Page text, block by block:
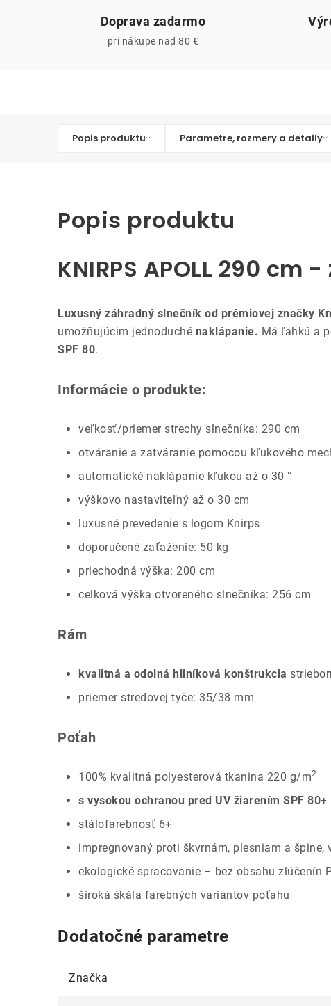
Doprava zadarmo
pri nákupe nad 80 €
Popis produktu Parametre, rozmery a detaily
Popis produktu
KNIRPS APOLL 290
Luxusný záhradný slnečník od prémiovej značky
umožňujúcim jednoduché naklápanie. Má ľahkú a
SPF 80.
Informácie o produkte:
veľkosť/priemer strechy slnečníka: 290 cm
otváranie a zatváranie pomocou kľukového
automatické naklápanie kľukou až o 30 °
výškovo nastaviteľný až o 30 cm
luxusné prevedenie s logom Knirps
doporučené zaťaženie: 50 kg
priechodná výška: 200 cm
celková výška otvoreného slnečníka: 256 cm
Rám
kvalitná a odolná hliníková konštrukcia
priemer stredovej tyče: 35/38 mm
Poťah
100% kvalitná polyesterová tkanina 220 g/m2
s vysokou ochranou pred UV žiarením SPF 80+
stálofarebnosť 6+
impregnovaný proti škvrnám, plesniam a špine,
ekologické spracovanie – bez obsahu zlúčenín
široká škála farebných variantov poťahu
Dodatočné parametre
Značka